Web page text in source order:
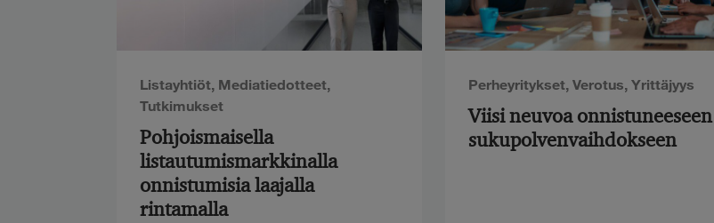
Listayhtiöt, Mediatiedotteet,
Tutkimukset
Pohjoismaisella
listautumismarkkinalla
onnistumisia laajalla
rintamalla
Perheyritykset,Verotus,Yrittäjyys
Viisi neuvoa onnistuneeseen
sukupolvenvaihdokseen